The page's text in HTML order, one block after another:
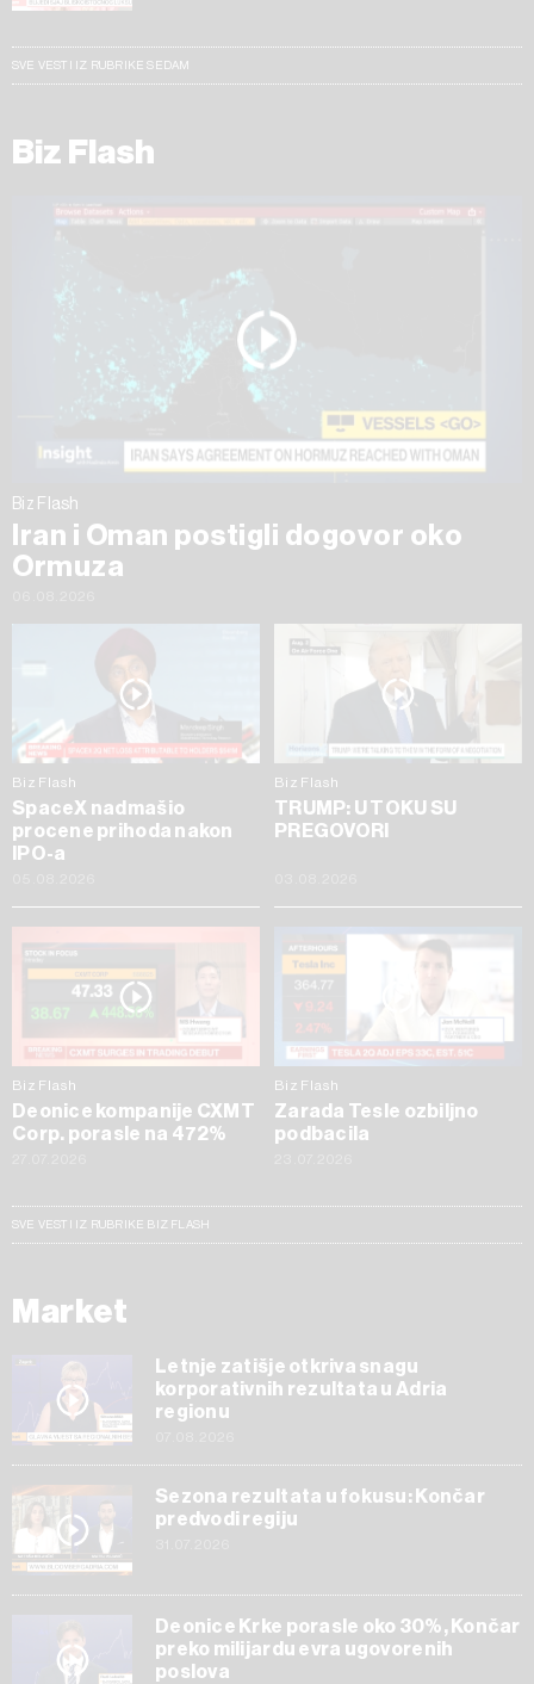
SVE VESTI IZ RUBRIKE SEDAM
Biz Flash
Biz Flash
Iran i Oman postigli dogovor oko
Ormuza
Biz Flash
SpaceX nadmašio
procene prihoda nakon
IPO-a
Biz Flash
TRUMP: U TOKU SU
PREGOVORI
Biz Flash
Deonice kompanije CXMT
Corp. porasle na 472%
Biz Flash
Zarada Tesle ozbiljno
podbacila
SVE VESTI IZ RUBRIKE BIZ FLASH
Market
Letnje zatišje otkriva snagu
korporativnih rezultata u Adria
regionu
Sezona rezultata u fokusu: Končar
predvodi regiju
Deonice Krke porasle oko 30%, Končar
preko milijardu evra ugovorenih
poslova